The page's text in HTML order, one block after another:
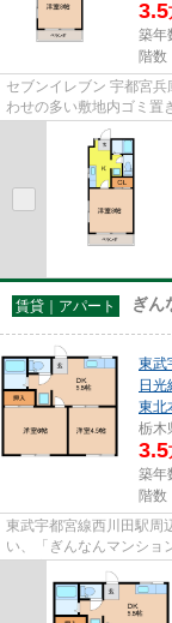
3.5
築年
階数
セブンイレブン 宇都宮
わせの多い敷地内ゴミ置
こがイチオシ。サトー
賃貸｜アパート ぎん
東武
日光
東北
栃木
3.5
築年
階数
東武宇都宮線西川田駅周
い、「ぎんなんマンショ
離に立地する物件です。